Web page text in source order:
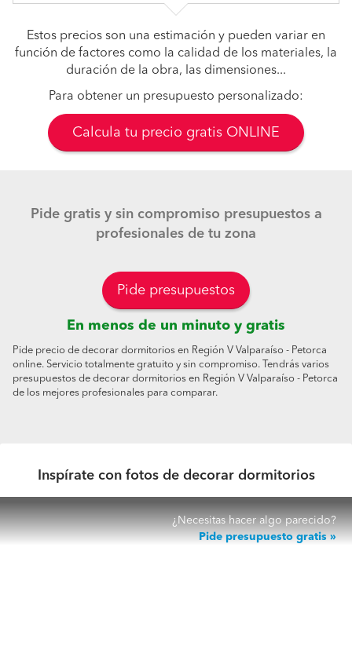
Estos precios son una estimación y pueden variar en
función de factores como la calidad de los materiales, la
duración de la obra, las dimensiones...
Para obtener un presupuesto personalizado:
Calcula tu precio gratis ONLINE
Pide gratis y sin compromiso presupuestos a
profesionales de tu zona
Pide presupuestos
En menos de un minuto y gratis
Pide precio de decorar dormitorios en Región V Valparaíso - Petorca
online. Servicio totalmente gratuito y sin compromiso. Tendrás varios
presupuestos de decorar dormitorios en Región V Valparaíso - Petorca
de los mejores profesionales para comparar.
Inspírate con fotos de decorar dormitorios
¿Necesitas hacer algo parecido?
Pide presupuesto gratis